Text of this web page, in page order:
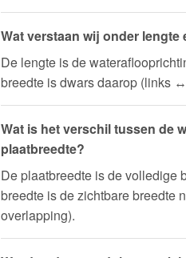
Wat verstaan wij onder lengte
De lengte is de
breedte is dwars daarop (links
Wat is het verschil tussen de
plaatbreedte?
De plaatbreedte is de volledige
breedte is de zichtbare breedte
overlapping).